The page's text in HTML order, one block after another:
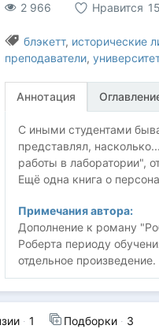
2 966 Нравится
блэкетт, исторические
преподаватели, университет
Аннотация
С иными студентами
представлял,
работы в лаборатории",
Ещё одна книга о
Примечания автора:
Дополнение к роману
Роберта периоду
отдельное произведение.
· 1 Подборки · 3